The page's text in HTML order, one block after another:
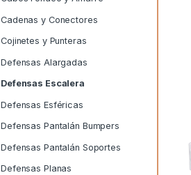
Cadenas y Conectores
Cojinetes y Punteras
Defensas Alargadas
Defensas Escalera
Defensas Esféricas
Defensas Pantalán Bumpers
Defensas Pantalán Soportes
Defensas Planas